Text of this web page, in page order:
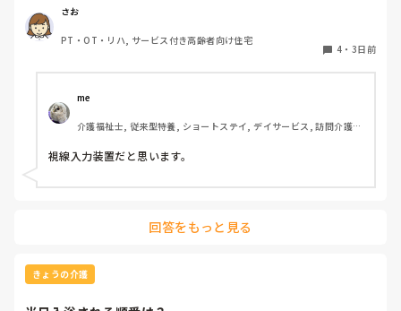
られます。この前ケアマネの方からお話しを聞いたら、視線
入力装置？を導入したいと息子さんがおっしゃっているそう
です。そこで、施設などで実際使われている利用者の方がい
なせるものなのかお聞きしたいです。
さお
PT・OT・リハ, サービス付き高齢者向け住宅
4 ・ 3日前
me
介護福祉士, 従来型特養, ショートステイ, デイサービス, 訪問介護,
視線入力装置だと思います。
回答をもっと見る
きょうの介護